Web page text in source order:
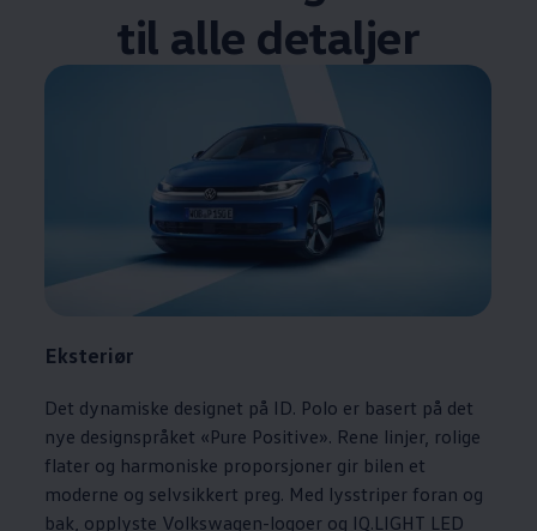
til alle detaljer
Eksteriør
Det dynamiske designet på ID. Polo er basert på det
nye designspråket «Pure Positive». Rene linjer, rolige
flater og harmoniske proporsjoner gir bilen et
moderne og selvsikkert preg. Med lysstriper foran og
bak, opplyste Volkswagen-logoer og IQ.LIGHT LED